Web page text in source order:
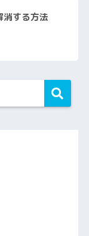
消する方法